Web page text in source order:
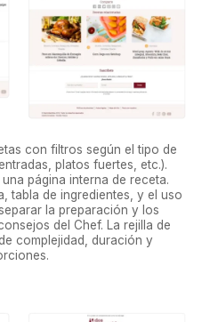
con filtros según el tipo de
platos fuertes, etc.).
página interna de receta.
tabla de ingredientes, y el uso
la preparación y los
del Chef. La rejilla de
complejidad, duración y